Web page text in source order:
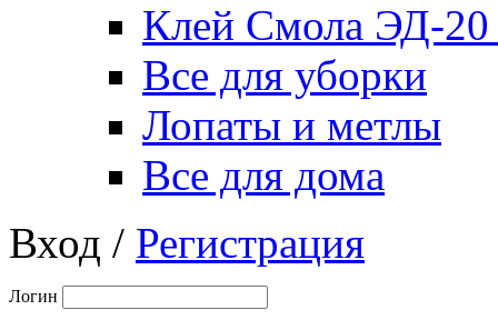
Клей Смола ЭД-20
Все для уборки
Лопаты и метлы
Все для дома
Вход / Регистрация
Логин